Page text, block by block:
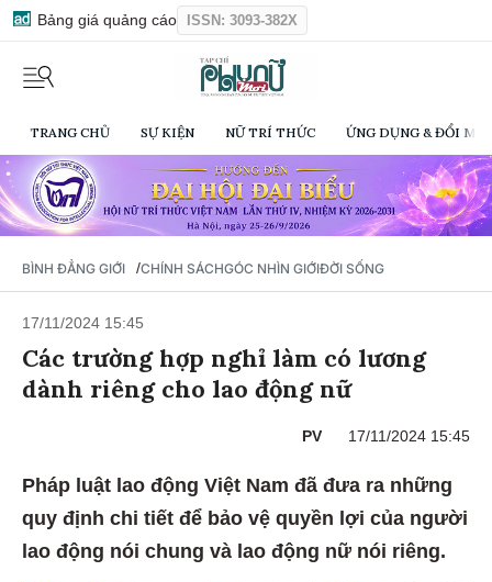
Bảng giá quảng cáo ISSN: 3093-382X
TRANG CHỦ SỰ KIỆN NỮ TRÍ THỨC ỨNG DỤNG & ĐỔI
BÌNH ĐẲNG GIỚI /CHÍNH SÁCHGÓC NHÌN GIỚIĐỜI SỐNG
17/11/2024 15:45
Các trường hợp nghỉ làm có lương
dành riêng cho lao động nữ
PV 17/11/2024 15:45
Pháp luật lao động Việt Nam đã đưa ra những
quy định chi tiết để bảo vệ quyền lợi của người
lao động nói chung và lao động nữ nói riêng.